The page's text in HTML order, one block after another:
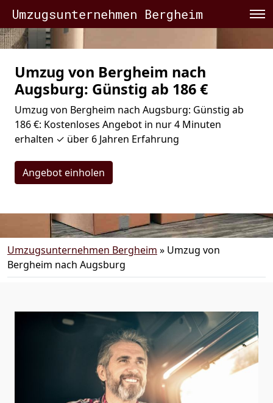
Umzugsunternehmen Bergheim
Umzug von Bergheim nach
Augsburg: Günstig ab 186 €
Umzug von Bergheim nach Augsburg: Günstig ab
186 €: Kostenloses Angebot in nur 4 Minuten
erhalten ✓ über 6 Jahren Erfahrung
Angebot einholen
Umzugsunternehmen Bergheim » Umzug von
Bergheim nach Augsburg